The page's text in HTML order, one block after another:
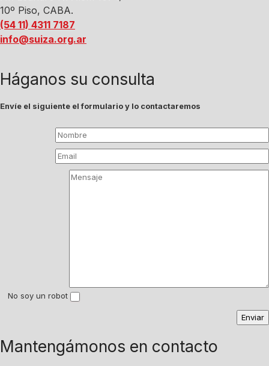
10º Piso, CABA.
(54 11) 4311 7187
info@suiza.org.ar
Háganos su consulta
Envíe el siguiente el formulario y lo contactaremos
No soy un robot
Mantengámonos en contacto